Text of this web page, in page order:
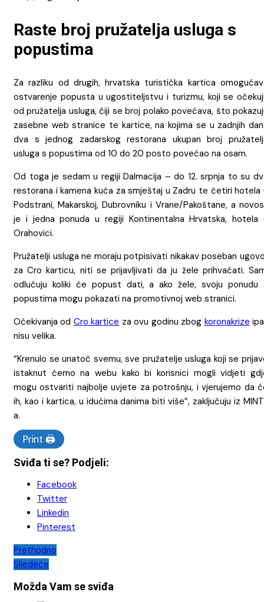
Raste broj pružatelja usluga s
popustima
Za razliku od drugih, hrvatska turistička kartica
ostvarenje popusta u ugostiteljstvu i turizmu, koji se
od pružatelja usluga, čiji se broj polako povećava, što
zasebne web stranice te kartice, na kojima se u zadnjih
dva s jednog zadarskog restorana ukupan broj
usluga s popustima od 10 do 20 posto povećao na osam.
Od toga je sedam u regiji Dalmacija – do 12. srpnja to su
restorana i kamena kuća za smještaj u Zadru te četiri hotela
Podstrani, Makarskoj, Dubrovniku i Vrane/Pakoštane, a
je i jedna ponuda u regiji Kontinentalna Hrvatska, hotela
Orahovici.
Pružatelji usluga ne moraju potpisivati nikakav poseban
za Cro karticu, niti se prijavljivati da ju žele prihvaćati.
odlučuju koliki će popust dati, a ako žele, svoju ponudu
popustima mogu pokazati na promotivnoj web stranici.
Očekivanja od Cro kartice za ovu godinu zbog koronakrize
nisu velika.
“Krenulo se unatoč svemu, sve pružatelje usluga koji se
istaknut ćemo na webu kako bi korisnici mogli vidjeti
mogu ostvariti najbolje uvjete za potrošnju, i vjerujemo da
ih, kao i kartica, u idućima danima biti više”, zaključuju iz
a.
Print 🖨
Sviđa ti se? Podjeli:
Facebook
Twitter
Linkedin
Pinterest
Navigacija
objava
Prethodno
Sljedeće
Možda Vam se sviđa